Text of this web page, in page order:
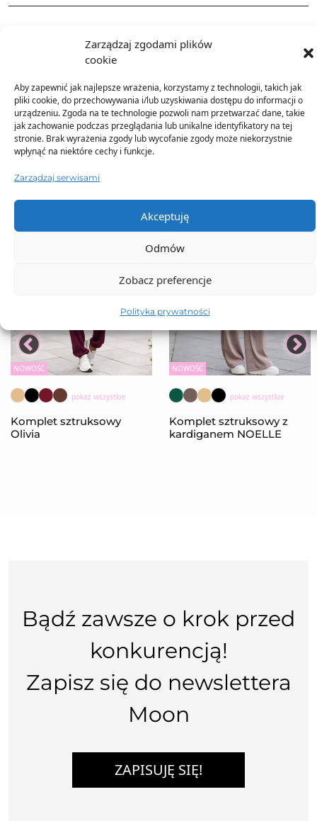
Zarządzaj zgodami plików
cookie
Aby zapewnić jak najlepsze wrażenia, korzystamy z technologii, takich jak
pliki cookie, do przechowywania i/lub uzyskiwania dostępu do informacji o
urządzeniu. Zgoda na te technologie pozwoli nam przetwarzać dane, takie
jak zachowanie podczas przeglądania lub unikalne identyfikatory na tej
stronie. Brak wyrażenia zgody lub wycofanie zgody może niekorzystnie
wpłynąć na niektóre cechy i funkcje.
Zarządzaj serwisami
Akceptuję
Odmów
Zobacz preferencje
Polityka prywatności
TO SIĘ TERAZ SPRZEDAJE
NOWOŚĆ
pokaż wszystkie
Komplet sztruksowy
Olivia
NOWOŚĆ
pokaż wszystkie
Komplet sztruksowy z
kardiganem NOELLE
Bądź zawsze o krok przed
konkurencją!
Zapisz się do newslettera
Moon
ZAPISUJĘ SIĘ!